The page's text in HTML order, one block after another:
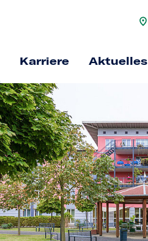
Karriere Aktuelles